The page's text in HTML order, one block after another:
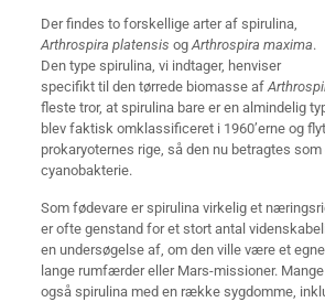
Der findes to forskellige arter af spirulina,
Arthrospira platensis og Arthrospira maxima.
Den type spirulina, vi indtager, henviser
specifikt til den tørrede biomasse af
fleste tror, at spirulina bare er en almindelig
blev faktisk omklassificeret i 1960’erne og
prokaryoternes rige, så den nu betragtes som
cyanobakterie.
Som fødevare er spirulina virkelig et
er ofte genstand for et stort antal
en undersøgelse af, om den ville være et
lange rumfærder eller Mars-missioner.
også spirulina med en række sygdomme,